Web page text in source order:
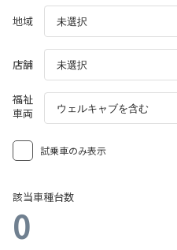
地域
店舗
福祉
車両
試乗車のみ表示
該当車種台数
0